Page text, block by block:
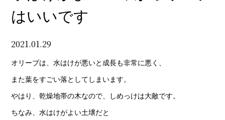
はいいです
2021.01.29
オリーブは、水はけが悪いと成長も非常に悪く、
また葉をすごい落としてしまいます。
やはり、乾燥地帯の木なので、しめっけは大敵です。
ちなみ、水はけがよい土壌だと